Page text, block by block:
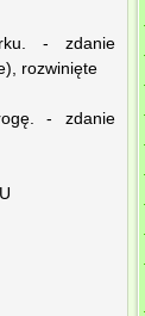
- zdanie
rozwinięte
- zdanie